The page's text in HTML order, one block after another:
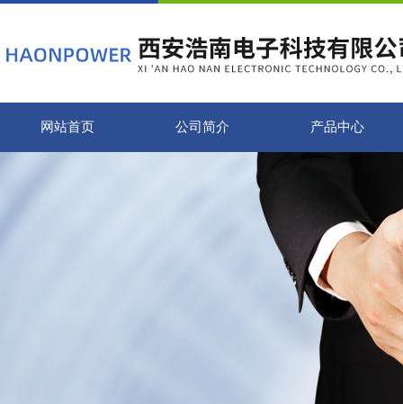
网站首页 公司简介 产品中心